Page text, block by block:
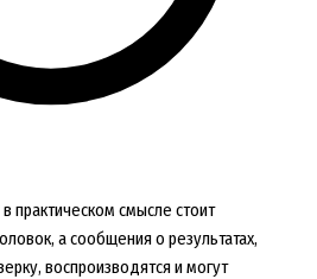
практическом смысле стоит
а сообщения о результатах,
воспроизводятся и могут